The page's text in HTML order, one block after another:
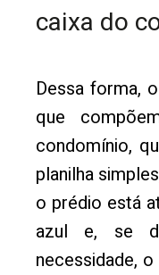
caixa do
Dessa forma,
que
condomínio,
planilha
o prédio está
azul e, se
necessidade,